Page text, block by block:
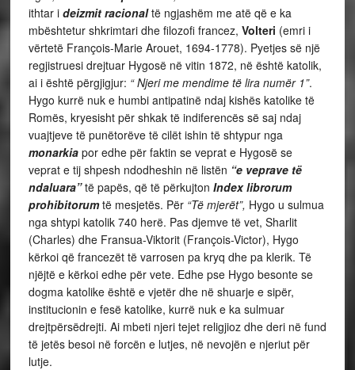
ithtar i deizmit racionaltë ngjashëm me atë që e ka
mbështetur shkrimtari dhe filozofi francez, Volteri (emri i
vërtetë François-Marie Arouet, 1694-1778). Pyetjes së një
regjistruesi drejtuar Hygosë në vitin 1872, në është katolik,
ai i është përgjigjur: “ Njeri me mendime të lira numër 1”.
Hygo kurrë nuk e humbi antipatinë ndaj kishës katolike të
Romës, kryesisht për shkak të indiferencës së saj ndaj
vuajtjeve të punëtorëve të cilët ishin të shtypur nga
monarkiapor edhe për faktin se veprat e Hygosë se
veprat e tij shpesh ndodheshin në listën “e veprave të
ndaluara”të papës, që të përkujton Index librorum
prohibitorumtë mesjetës. Për “Të mjerët”, Hygo u sulmua
nga shtypi katolik 740 herë. Pas djemve të vet, Sharlit
(Charles) dhe Fransua-Viktorit (François-Victor), Hygo
kërkoi që francezët të varrosen pa kryq dhe pa klerik. Të
njëjtë e kërkoi edhe për vete. Edhe pse Hygo besonte se
dogma katolike është e vjetër dhe në shuarje e sipër,
institucionin e fesë katolike, kurrë nuk e ka sulmuar
drejtpërsëdrejti. Ai mbeti njeri tejet religjioz dhe deri në fund
të jetës besoi në forcën e lutjes, në nevojën e njeriut për
lutje.